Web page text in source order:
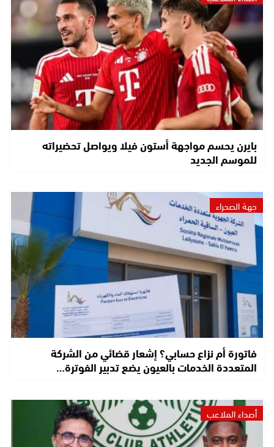
بايرن يحسم مواجهة أستون فيلا ويواصل تحضيراته
للموسم الجديد
جهة الصحراء
فاتورة أم نزاع حسابي؟ إشعار قضائي من الشركة
المتعددة الخدمات بالعيون يضع تدبير الفوترة…
أصداء الملاعب